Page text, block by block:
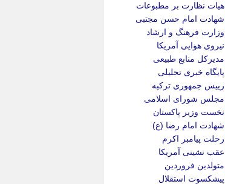
هیات نظارت بر مطبوعات
شهادت امام حسن مجتبی
وزارت فرهنگ و ارشاد
نیروی هوایی آمریکا
مدیرکل منابع طبیعی
پایگاه خبری تحلیلی
رییس جمهوری ترکیه
مجلس شورای اسلامی
نخست وزیر پاکستان
شهادت امام رضا (ع)
رحلت پیامبر اکرم
عقب نشینی آمریکا
متولدین فروردین
پیشکسوت استقلال